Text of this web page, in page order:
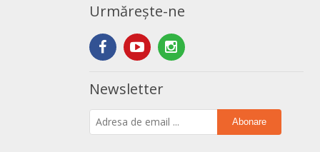
Urmărește-ne
Newsletter
Abonare